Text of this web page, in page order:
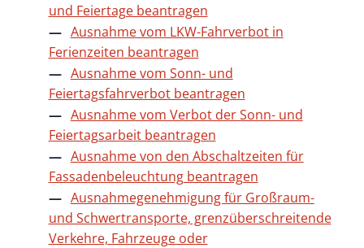
und Feiertage beantragen
Ausnahme vom LKW-Fahrverbot in
Ferienzeiten beantragen
Ausnahme vom Sonn- und
Feiertagsfahrverbot beantragen
Ausnahme vom Verbot der Sonn- und
Feiertagsarbeit beantragen
Ausnahme von den Abschaltzeiten für
Fassadenbeleuchtung beantragen
Ausnahmegenehmigung für Großraum-
und Schwertransporte, grenzüberschreitende
Verkehre, Fahrzeuge oder